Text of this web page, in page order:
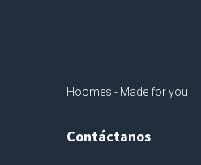
Hoomes - Made for you
Contáctanos